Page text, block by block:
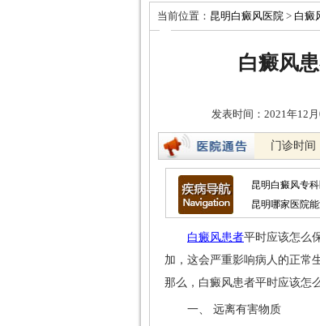
当前位置： 昆明白癜风医院 > 白癜
白癜风
发表时间：2021
门诊时间
昆明白癜风专
昆明哪家医院
白癜风患者平时应该怎么
加，这会严重影响病人的正常
那么，白癜风患者平时应该怎
一、 远离有害物质